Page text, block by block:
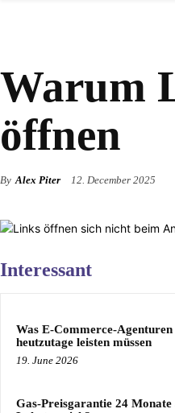
Warum
öffnen
By Alex Piter 12. December 2025
Interessant
Was E-Commerce-Agenturen
heutzutage leisten müssen
19. June 2026
Gas-Preisgarantie 24